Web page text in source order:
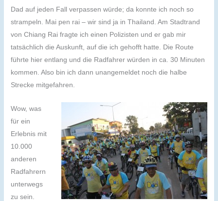
Dad auf jeden Fall verpassen würde; da konnte ich noch so
strampeln. Mai pen rai – wir sind ja in Thailand. Am Stadtrand
von Chiang Rai fragte ich einen Polizisten und er gab mir
tatsächlich die Auskunft, auf die ich gehofft hatte. Die Route
führte hier entlang und die Radfahrer würden in ca. 30 Minuten
kommen. Also bin ich dann unangemeldet noch die halbe
Strecke mitgefahren.
Wow, was
für ein
Erlebnis mit
10.000
anderen
Radfahrern
unterwegs
zu sein.